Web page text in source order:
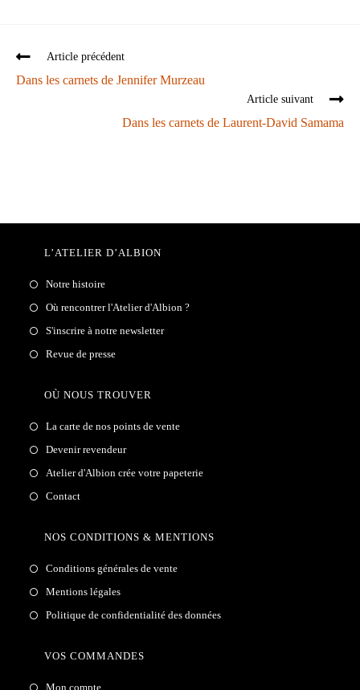
Article précédent
Dans les carnets de Jennifer Murzeau
Article suivant
Dans les carnets de Laurent-David Samama
L’ATELIER D’ALBION
Notre histoire
Où rencontrer l'Atelier d'Albion ?
S'inscrire à notre newsletter
Revue de presse
OÙ NOUS TROUVER
La carte de nos points de vente
Devenir revendeur
Atelier d'Albion crée votre papeterie
Contact
NOS CONDITIONS & MENTIONS
Conditions générales de vente
Mentions légales
Politique de confidentialité des données
VOS COMMANDES
Mon compte